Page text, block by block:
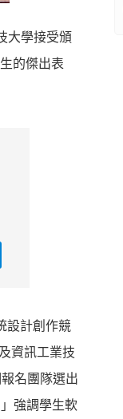
大學接受頒
的傑出表
設計創作競
資訊工業技
名團隊選出
強調學生軟